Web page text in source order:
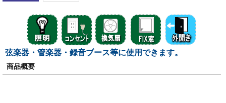
弦楽器・管楽器・録音ブース等に使用できます。
商品概要